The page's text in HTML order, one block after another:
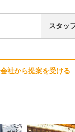
スタッ
社から提案を受ける